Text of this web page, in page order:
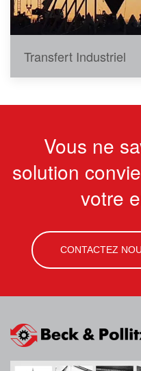
Transfert Industriel
Vous ne
solution
votre
CONTACTEZ